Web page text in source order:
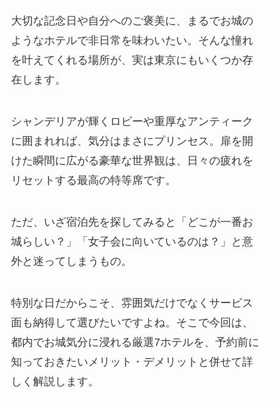
大切な記念日や自分へのご褒美に、まるでお城の
ようなホテルで非日常を味わいたい。そんな憧れ
を叶えてくれる場所が、実は東京にもいくつか存
在します。
シャンデリアが輝くロビーや重厚なアンティーク
に囲まれれば、気分はまさにプリンセス。扉を開
けた瞬間に広がる豪華な世界観は、日々の疲れを
リセットする最高の特等席です。
ただ、いざ宿泊先を探してみると「どこが一番お
城らしい？」「女子会に向いているのは？」と意
外と迷ってしまうもの。
特別な日だからこそ、雰囲気だけでなくサービス
面も納得して選びたいですよね。そこで今回は、
都内でお城気分に浸れる厳選7ホテルを、予約前に
知っておきたいメリット・デメリットと併せて詳
しく解説します。